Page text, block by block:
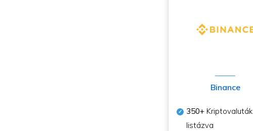
Binance
350+ Kriptovaluták
listázva